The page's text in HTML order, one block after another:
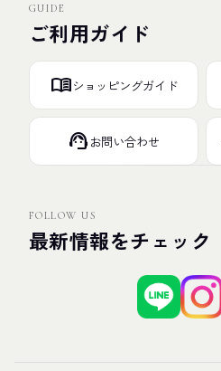
GUIDE
ご利用ガイド
menu_bookショッピングガイド
support_agent お問い合わせ
FOLLOW US
最新情報をチェック